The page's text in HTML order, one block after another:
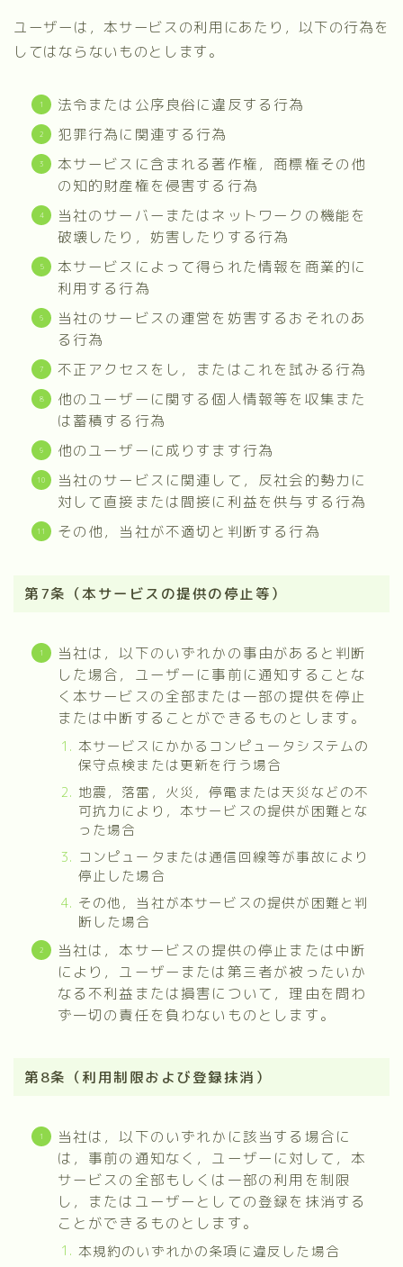
ユーザーは，本サービスの利用にあたり，以下の行為を
してはならないものとします。
法令または公序良俗に違反する行為
犯罪行為に関連する行為
本サービスに含まれる著作権，商標権その他
の知的財産権を侵害する行為
当社のサーバーまたはネットワークの機能を
破壊したり，妨害したりする行為
本サービスによって得られた情報を商業的に
利用する行為
当社のサービスの運営を妨害するおそれのあ
る行為
不正アクセスをし，またはこれを試みる行為
他のユーザーに関する個人情報等を収集また
は蓄積する行為
他のユーザーに成りすます行為
当社のサービスに関連して，反社会的勢力に
対して直接または間接に利益を供与する行為
その他，当社が不適切と判断する行為
第7条（本サービスの提供の停止等）
当社は，以下のいずれかの事由があると判断
した場合，ユーザーに事前に通知することな
く本サービスの全部または一部の提供を停止
または中断することができるものとします。
本サービスにかかるコンピュータシステムの
保守点検または更新を行う場合
地震，落雷，火災，停電または天災などの不
可抗力により，本サービスの提供が困難とな
った場合
コンピュータまたは通信回線等が事故により
停止した場合
その他，当社が本サービスの提供が困難と判
断した場合
当社は，本サービスの提供の停止または中断
により，ユーザーまたは第三者が被ったいか
なる不利益または損害について，理由を問わ
ず一切の責任を負わないものとします。
第8条（利用制限および登録抹消）
当社は，以下のいずれかに該当する場合に
は，事前の通知なく，ユーザーに対して，本
サービスの全部もしくは一部の利用を制限
し，またはユーザーとしての登録を抹消する
ことができるものとします。
本規約のいずれかの条項に違反した場合